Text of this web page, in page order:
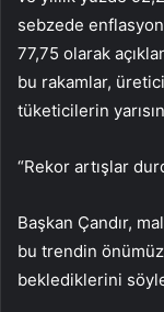
sebzede
77,75 olarak
bu rakamlar,
tüketicilerin
“Rekor artışlar
Başkan Çandır,
bu trendin
beklediklerini